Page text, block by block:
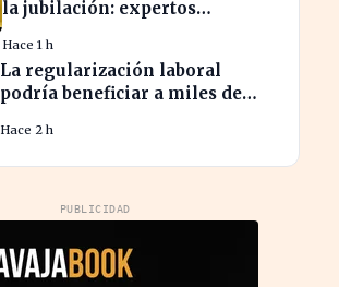
la jubilación: expertos
tras los 40
Hace 1 h
La regularización laboral
podría beneficiar a miles de
año.
Hace 2 h
PUBLICIDAD